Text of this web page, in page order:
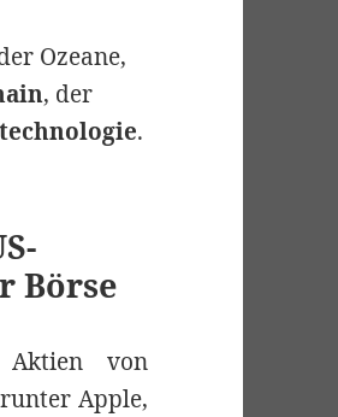
Ozeane,
, der
.
Börse
von
Apple,